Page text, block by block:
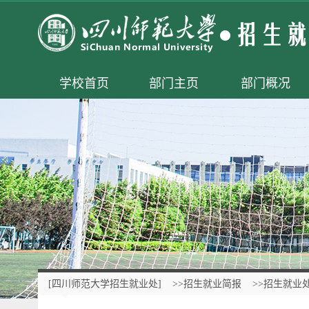
学校首页 部门主页 部门概况
[四川师范大学招生就业处] >>招生就业简报 >>招生就业